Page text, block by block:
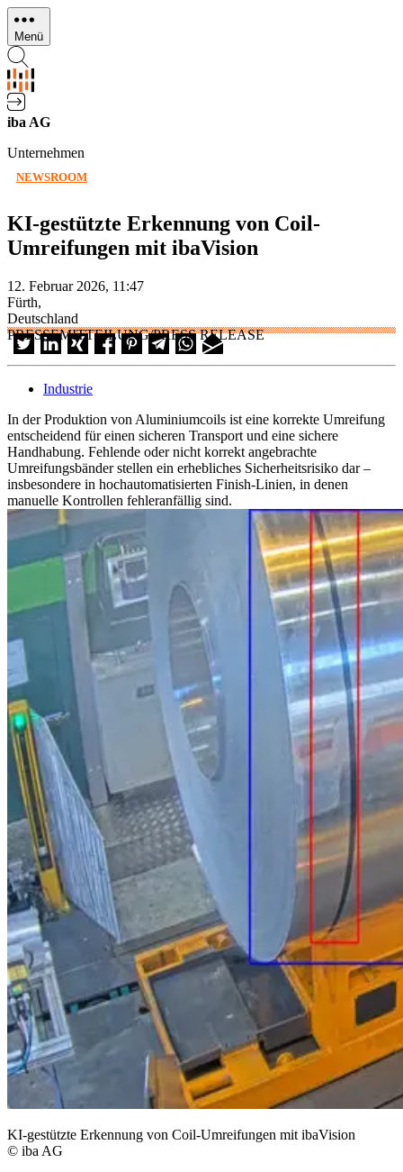
Direkt
zum
Inhalt
Menü
iba AG
Unternehmen
NEWSROOM
KI-gestützte Erkennung von Coil-
Umreifungen mit ibaVision
12. Februar 2026, 11:47
Fürth,
Deutschland
PRESSEMITTEILUNG/PRESS RELEASE
Industrie
In der Produktion von Aluminiumcoils ist eine korrekte Umreifung
entscheidend für einen sicheren Transport und eine sichere
Handhabung. Fehlende oder nicht korrekt angebrachte
Umreifungsbänder stellen ein erhebliches Sicherheitsrisiko dar –
insbesondere in hochautomatisierten Finish-Linien, in denen
manuelle Kontrollen fehleranfällig sind.
KI-gestützte Erkennung von Coil-Umreifungen mit ibaVision
© iba AG